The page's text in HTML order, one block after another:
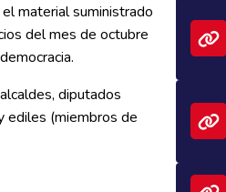
material suministrado
del mes de octubre
diputados
ediles (miembros de